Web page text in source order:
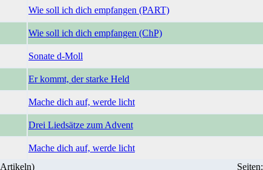
Wie soll ich dich empfangen (PART)
Wie soll ich dich empfangen (ChP)
Sonate d-Moll
Er kommt, der starke Held
Mache dich auf, werde licht
Drei Liedsätze zum Advent
Mache dich auf, werde licht
Artikeln) Seiten: